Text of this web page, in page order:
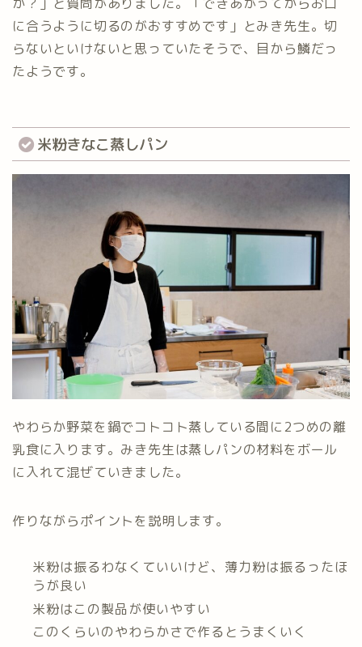
か？」と質問がありました。「できあがってからお口
に合うように切るのがおすすめです」とみき先生。切
らないといけないと思っていたそうで、目から鱗だっ
たようです。
米粉きなこ蒸しパン
やわらか野菜を鍋でコトコト蒸している間に2つめの離
乳食に入ります。みき先生は蒸しパンの材料をボール
に入れて混ぜていきました。
作りながらポイントを説明します。
米粉は振るわなくていいけど、薄力粉は振るったほ
うが良い
米粉はこの製品が使いやすい
このくらいのやわらかさで作るとうまくいく